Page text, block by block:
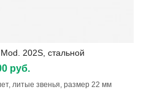
202S, стальной
руб.
литые звенья, размер 22 мм